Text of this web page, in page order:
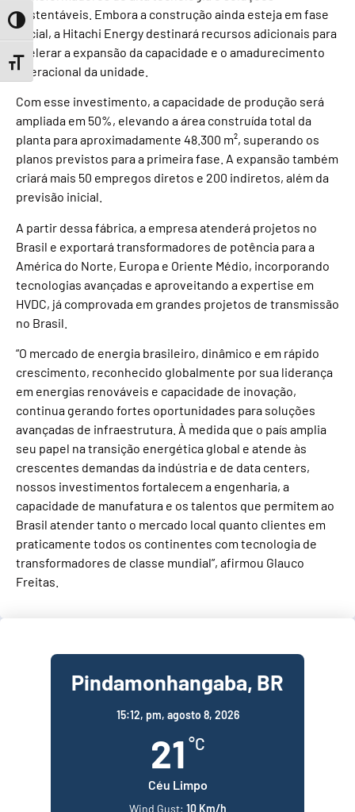
Toggle High Contrast
Toggle Font size
sustentáveis. Embora a construção ainda esteja em fase
inicial, a Hitachi Energy destinará recursos adicionais para
acelerar a expansão da capacidade e o amadurecimento
operacional da unidade.
Com esse investimento, a capacidade de produção será
ampliada em 50%, elevando a área construída total da
planta para aproximadamente 48.300 m², superando os
planos previstos para a primeira fase. A expansão também
criará mais 50 empregos diretos e 200 indiretos, além da
previsão inicial.
A partir dessa fábrica, a empresa atenderá projetos no
Brasil e exportará transformadores de potência para a
América do Norte, Europa e Oriente Médio, incorporando
tecnologias avançadas e aproveitando a expertise em
HVDC, já comprovada em grandes projetos de transmissão
no Brasil.
“O mercado de energia brasileiro, dinâmico e em rápido
crescimento, reconhecido globalmente por sua liderança
em energias renováveis e capacidade de inovação,
continua gerando fortes oportunidades para soluções
avançadas de infraestrutura. À medida que o país amplia
seu papel na transição energética global e atende às
crescentes demandas da indústria e de data centers,
nossos investimentos fortalecem a engenharia, a
capacidade de manufatura e os talentos que permitem ao
Brasil atender tanto o mercado local quanto clientes em
praticamente todos os continentes com tecnologia de
transformadores de classe mundial”, afirmou Glauco
Freitas.
Pindamonhangaba, BR
15:12, pm, agosto 8, 2026
21 °C
Céu Limpo
Wind Gust: 10 Km/h